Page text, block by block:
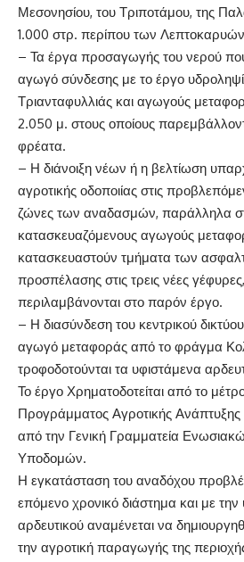
Μεσονησίου, του Τριποτάμου, της
1.000 στρ. περίπου των
– Τα έργα προσαγωγής του νερού
αγωγό σύνδεσης με το έργο
Τριανταφυλλιάς και αγωγούς
2.050 μ. στους οποίους
φρέατα.
– Η διάνοιξη νέων ή η βελτίωση
αγροτικής οδοποιίας στις
ζώνες των αναδασμών, παράλληλα
κατασκευαζόμενους αγωγούς
κατασκευαστούν τμήματα των
προσπέλασης στις τρεις νέες
περιλαμβάνονται στο παρόν έργο.
– Η διασύνδεση του κεντρικού
αγωγό μεταφοράς από το φράγμα
τροφοδοτούνται τα υφιστάμενα
Το έργο Χρηματοδοτείται από το
Προγράμματος Αγροτικής Ανάπτυξης
από την Γενική Γραμματεία
Υποδομών.
Η εγκατάσταση του αναδόχου
επόμενο χρονικό διάστημα και με την
αρδευτικού αναμένεται να
την αγροτική παραγωγής της